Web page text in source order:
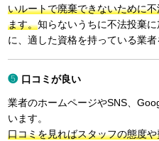
いルートで廃棄できないために
ます。知らないうちに不法投棄
に、適した資格を持っている業者
口コミが良い
業者のホームページやSNS、
います。
口コミを見ればスタッフの態度